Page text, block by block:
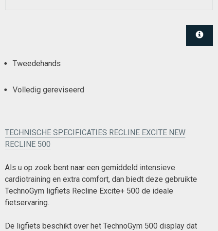
Tweedehands
Volledig gereviseerd
TECHNISCHE SPECIFICATIES RECLINE EXCITE NEW
RECLINE 500
Als u op zoek bent naar een gemiddeld intensieve
cardiotraining en extra comfort, dan biedt deze gebruikte
TechnoGym ligfiets Recline Excite+ 500 de ideale
fietservaring.
De ligfiets beschikt over het TechnoGym 500 display dat